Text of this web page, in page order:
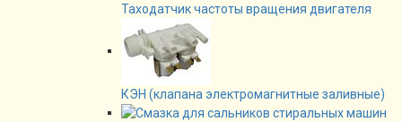
Таходатчик частоты вращения двигателя
КЭН (клапана электромагнитные заливные)